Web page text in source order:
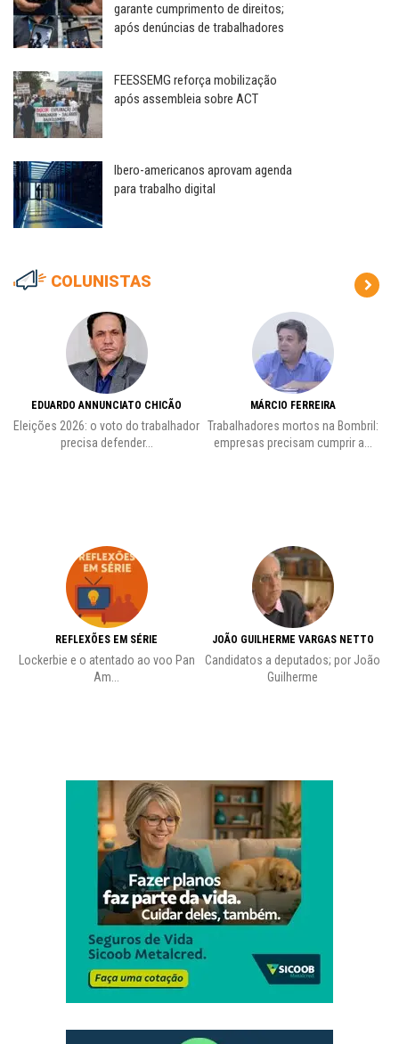
garante cumprimento de direitos;
após denúncias de trabalhadores
FEESSEMG reforça mobilização
após assembleia sobre ACT
Ibero-americanos aprovam agenda
para trabalho digital
COLUNISTAS
EDUARDO ANNUNCIATO CHICÃO
Eleições 2026: o voto do trabalhador
precisa defender...
REFLEXÕES EM SÉRIE
Lockerbie e o atentado ao voo Pan
Am...
MÁRCIO FERREIRA
Trabalhadores mortos na Bombril:
empresas precisam cumprir a...
JOÃO GUILHERME VARGAS NETTO
Candidatos a deputados; por João
Guilherme